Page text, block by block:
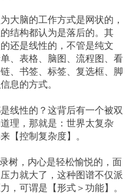
大脑的工作方式是网状的，
结构都认为是落后的。其
还是线性的，不管是纯文
、表格、脑图、流程图、看
、书签、标签、复选框、脚
息的方式。
线性的？这背后有一个被双
理，那就是：世界太复杂
【控制复杂度】。
树，内心是轻松愉悦的，面
力就大了，这种图谱不仅派
，可谓是【形式＞功能】。